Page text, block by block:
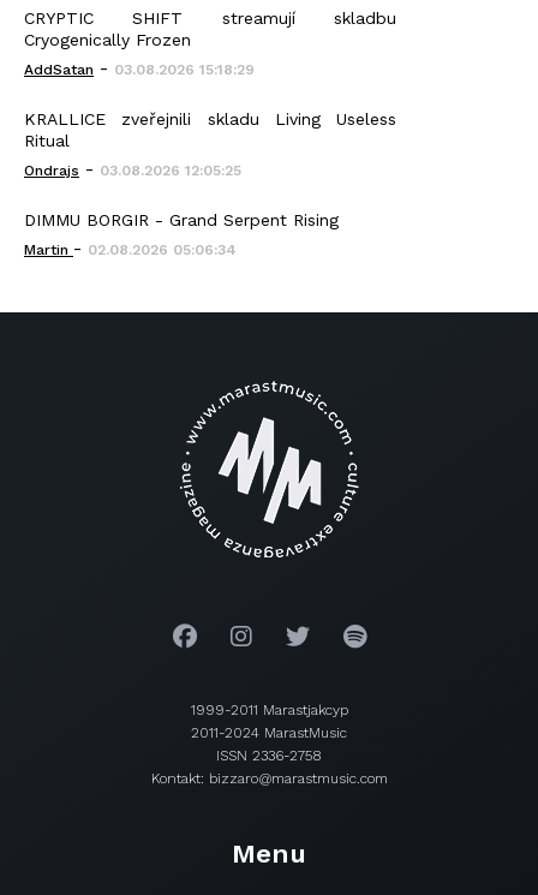
CRYPTIC SHIFT streamují skladbu
Cryogenically Frozen
AddSatan - 03.08.2026 15:18:29
KRALLICE zveřejnili skladu Living Useless
Ritual
Ondrajs - 03.08.2026 12:05:25
DIMMU BORGIR - Grand Serpent Rising
Martin - 02.08.2026 05:06:34
1999-2011 Marastjakcyp
2011-2024 MarastMusic
ISSN 2336-2758
Kontakt: bizzaro@marastmusic.com
Menu